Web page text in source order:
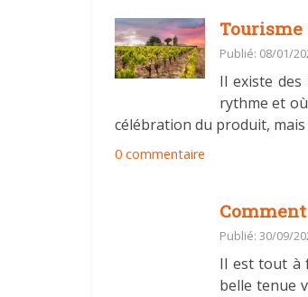
Publié: 08/01/
Il existe
rythme et
célébration du produit,
0 commentaire
Publié: 30/09/
Il est tout à
belle tenue